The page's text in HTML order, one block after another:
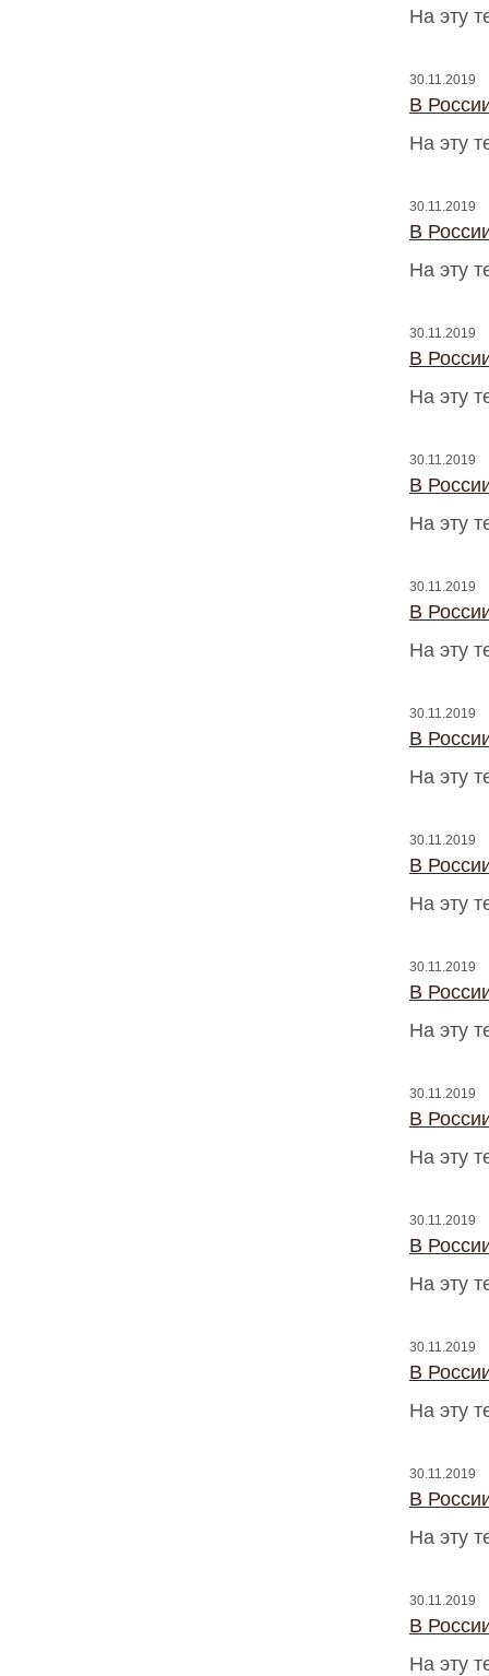
На эту
30.11.2019
В
На эту
30.11.2019
В
На эту
30.11.2019
В
На эту
30.11.2019
В
На эту
30.11.2019
В
На эту
30.11.2019
В
На эту
30.11.2019
В
На эту
30.11.2019
В
На эту
30.11.2019
В
На эту
30.11.2019
В
На эту
30.11.2019
В
На эту
30.11.2019
В
На эту
30.11.2019
В
На эту